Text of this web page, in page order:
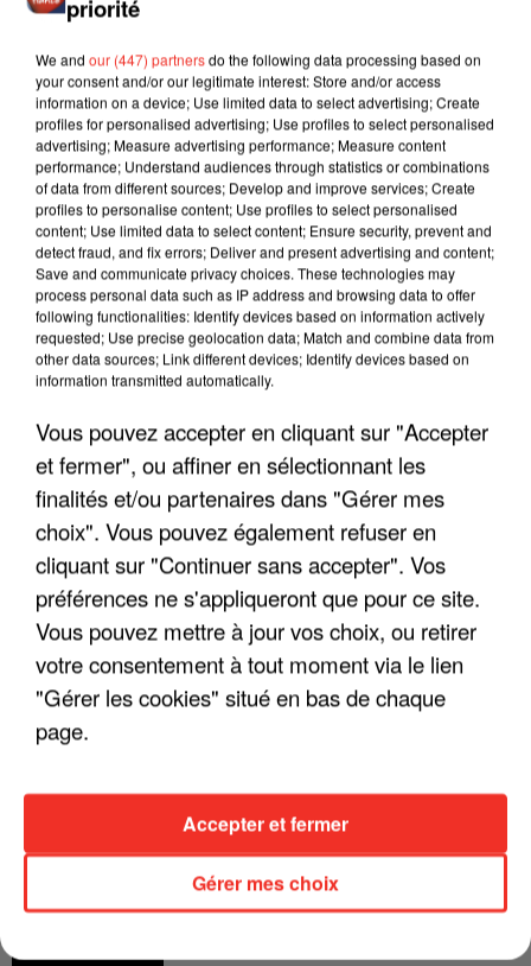
LES INTERVIEWS CHANTE
FRANCE
Voir plus
"JE SUIS À DISPOSITION DES
ENFOIRÉS"
"ON A TOUS LE TRAC"
"ON N'EST PAS DES PARENTS
PARFAITS"
priorité
We and our (447) partnersdo the following data processing based on
your consent and/or our legitimate interest: Store and/or access
information on a device; Use limited data to select advertising; Create
profiles for personalised advertising; Use profiles to select personalised
advertising; Measure advertising performance; Measure content
performance; Understand audiences through statistics or combinations
of data from different sources; Develop and improve services; Create
profiles to personalise content; Use profiles to select personalised
content; Use limited data to select content; Ensure security, prevent and
detect fraud, and fix errors; Deliver and present advertising and content;
Save and communicate privacy choices. These technologies may
process personal data such as IP address and browsing data to offer
following functionalities: Identify devices based on information actively
requested; Use precise geolocation data; Match and combine data from
other data sources; Link different devices; Identify devices based on
information transmitted automatically.
Vous pouvez accepter en cliquant sur "Accepter
et fermer", ou affiner en sélectionnant les
finalités et/ou partenaires dans "Gérer mes
choix". Vous pouvez également refuser en
cliquant sur "Continuer sans accepter". Vos
préférences ne s'appliqueront que pour ce site.
Vous pouvez mettre à jour vos choix, ou retirer
votre consentement à tout moment via le lien
"Gérer les cookies" situé en bas de chaque
page.
Gérer mes choix
Accepter et fermer